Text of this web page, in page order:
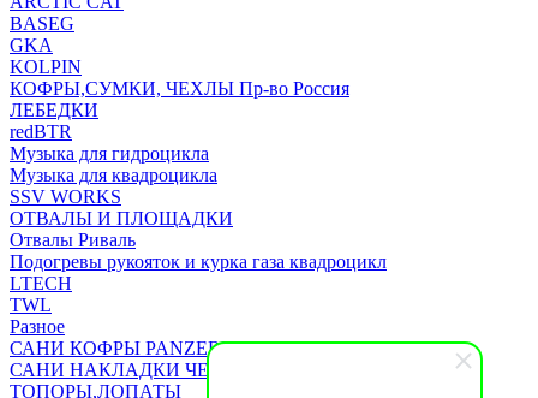
BASEG
GKA
KOLPIN
КОФРЫ,СУМКИ, ЧЕХЛЫ Пр-во Россия
ЛЕБЕДКИ
redBTR
Музыка для гидроцикла
Музыка для квадроцикла
SSV WORKS
ОТВАЛЫ И ПЛОЩАДКИ
Отвалы Риваль
Подогревы рукояток и курка газа квадроцикл
LTECH
TWL
Разное
САНИ КОФРЫ PANZERBOX
САНИ НАКЛАДКИ ЧЕХЛЫ Бьюско
ТОПОРЫ,ЛОПАТЫ